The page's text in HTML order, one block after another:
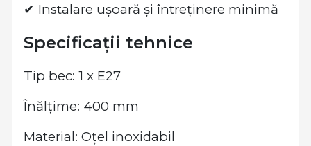
✔ Instalare ușoară și întreținere minimă
Specificații tehnice
Tip bec: 1 x E27
Înălțime: 400 mm
Material: Oțel inoxidabil